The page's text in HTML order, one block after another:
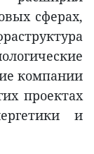
сферах,
компании
проектах
и